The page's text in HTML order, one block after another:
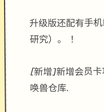
升级版还配有手
研究）。 ！
[新增]新增会员
唤兽仓库.